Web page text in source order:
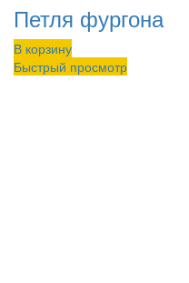
Петля фургона
В корзину
Быстрый просмотр